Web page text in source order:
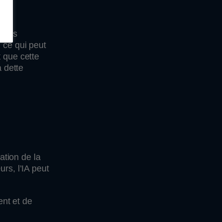
ce qui peut
que cette
dette
de la
l’IA peut
et de